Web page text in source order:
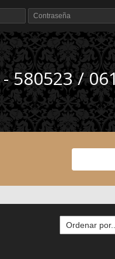
580523 /